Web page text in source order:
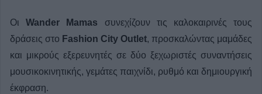
ΟιWander Mamas συνεχίζουν τις καλοκαιρινές τους
δράσεις στο Fashion City Outlet, προσκαλώντας μαμάδες
και μικρούς εξερευνητές σε δύο ξεχωριστές συναντήσεις
μουσικοκινητικής, γεμάτες παιχνίδι, ρυθμό και δημιουργική
έκφραση.